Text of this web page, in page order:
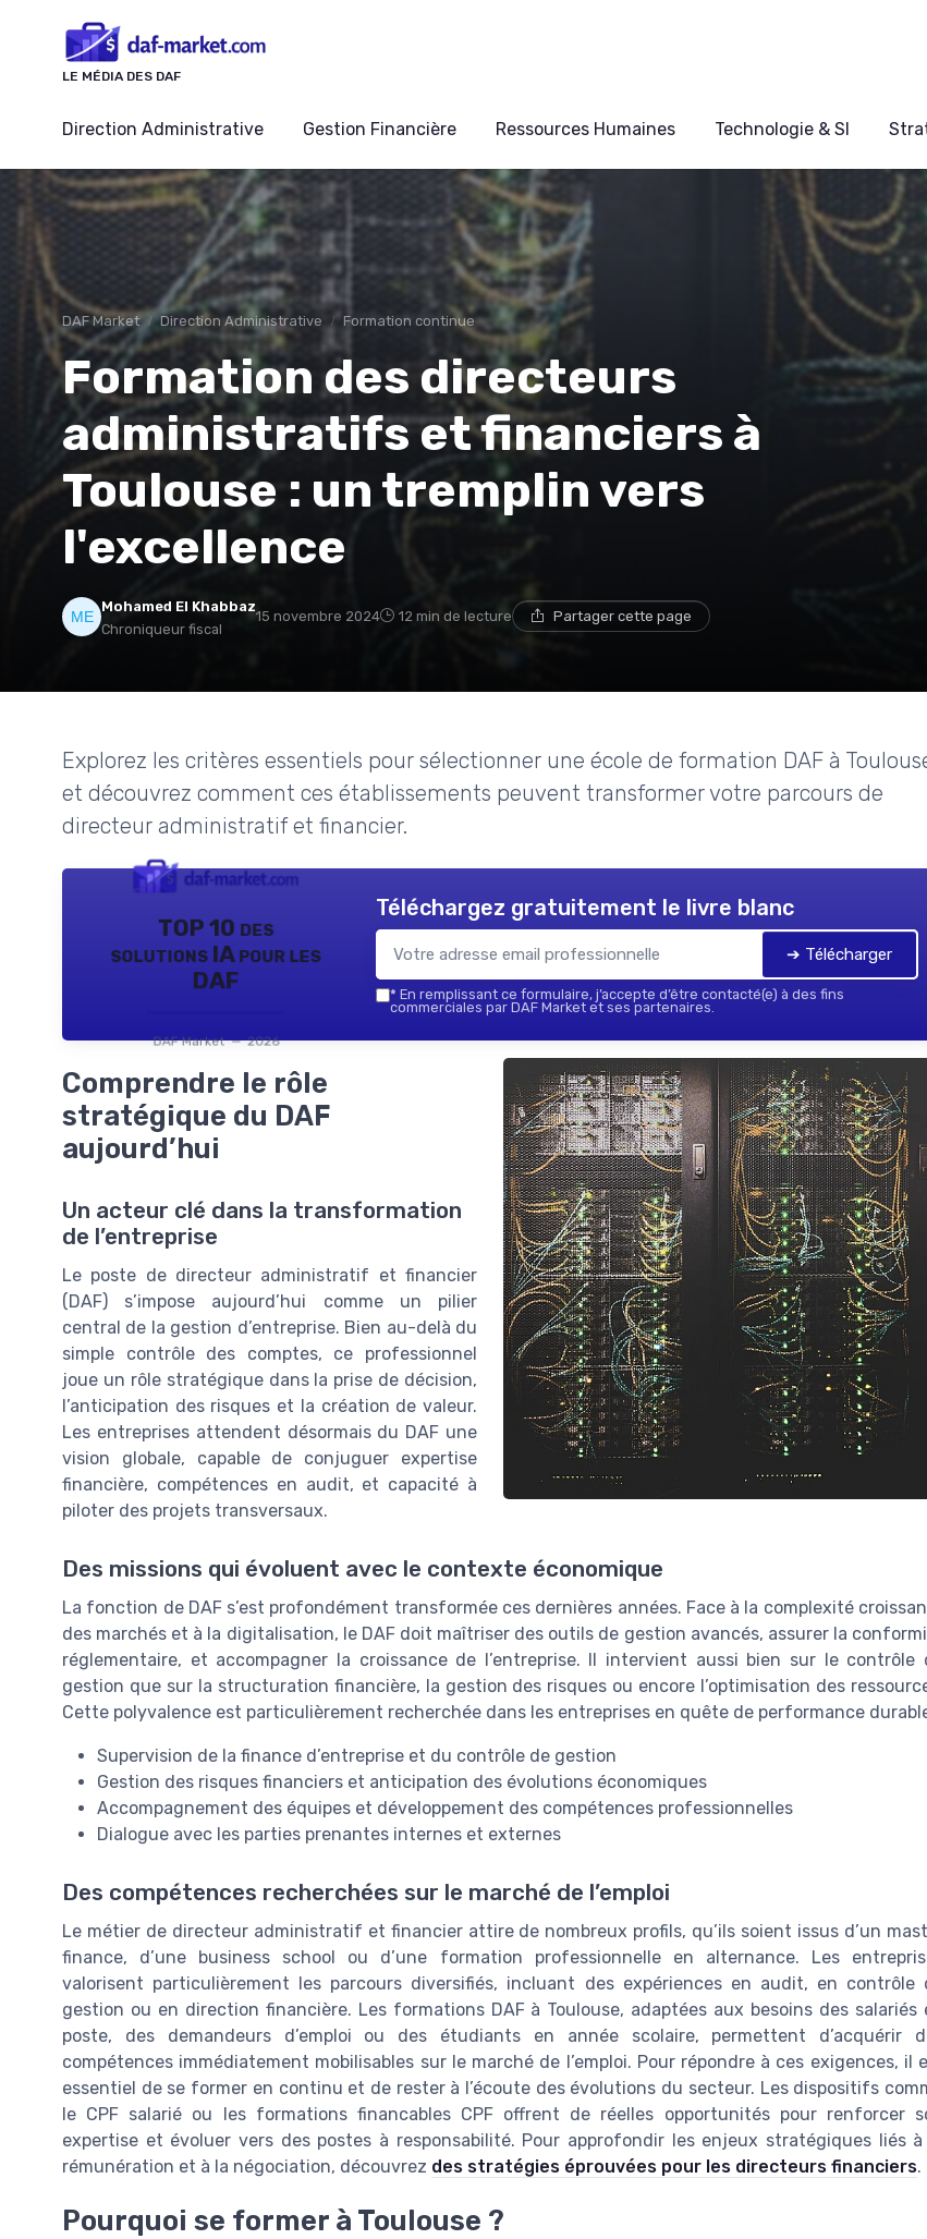
LE MÉDIA DES DAF
Direction Administrative Gestion Financière Ressources Humaines Technologie & SI
DAF Market Direction Administrative Formation continue
Formation des directeurs
administratifs et financiers à
Toulouse : un tremplin vers
l'excellence
Mohamed El Khabbaz
Chroniqueur fiscal
15 novembre 2024 12 min de lecture Partager cette page
Explorez les critères essentiels pour sélectionner une école de formation DAF à
et découvrez comment ces établissements peuvent transformer votre parcours de
directeur administratif et financier.
TOP 10 des
solutions IA pour les
DAF
DAF Market — 2026
Téléchargez gratuitement le livre blanc
➔ Télécharger
* En remplissant ce formulaire, j’accepte d’être contacté(e) à des fins
commerciales par DAF Market et ses partenaires.
Comprendre le rôle
stratégique du DAF
aujourd’hui
Un acteur clé dans la transformation
de l’entreprise
Le poste de directeur administratif et financier
(DAF) s’impose aujourd’hui comme un pilier
central de la gestion d’entreprise. Bien au-delà du
simple contrôle des comptes, ce professionnel
joue un rôle stratégique dans la prise de décision,
l’anticipation des risques et la création de valeur.
Les entreprises attendent désormais du DAF une
vision globale, capable de conjuguer expertise
financière, compétences en audit, et capacité à
piloter des projets transversaux.
Des missions qui évoluent avec le contexte économique
La fonction de DAF s’est profondément transformée ces dernières années. Face à la complexité
des marchés et à la digitalisation, le DAF doit maîtriser des outils de gestion avancés, assurer la
réglementaire, et accompagner la croissance de l’entreprise. Il intervient aussi bien sur le contrôle
gestion que sur la structuration financière, la gestion des risques ou encore l’optimisation des
Cette polyvalence est particulièrement recherchée dans les entreprises en quête de performance
Supervision de la finance d’entreprise et du contrôle de gestion
Gestion des risques financiers et anticipation des évolutions économiques
Accompagnement des équipes et développement des compétences professionnelles
Dialogue avec les parties prenantes internes et externes
Des compétences recherchées sur le marché de l’emploi
Le métier de directeur administratif et financier attire de nombreux profils, qu’ils soient issus d’un
finance, d’une business school ou d’une formation professionnelle en alternance. Les
valorisent particulièrement les parcours diversifiés, incluant des expériences en audit, en contrôle
gestion ou en direction financière. Les formations DAF à Toulouse, adaptées aux besoins des salariés
poste, des demandeurs d’emploi ou des étudiants en année scolaire, permettent d’acquérir
compétences immédiatement mobilisables sur le marché de l’emploi. Pour répondre à ces exigences, il
essentiel de se former en continu et de rester à l’écoute des évolutions du secteur. Les dispositifs
le CPF salarié ou les formations financables CPF offrent de réelles opportunités pour renforcer
expertise et évoluer vers des postes à responsabilité. Pour approfondir les enjeux stratégiques liés à
rémunération et à la négociation, découvrez des stratégies éprouvées pour les directeurs financiers.
Pourquoi se former à Toulouse ?